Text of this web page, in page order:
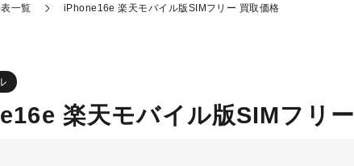
一覧 iPhone16e 楽天モバイル版SIMフリー 買取価格
楽天モバイル版SIMフリー